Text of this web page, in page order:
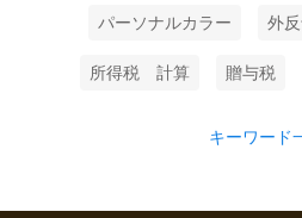
パーソナルカラー 外
所得税 計算 贈与税
キーワード